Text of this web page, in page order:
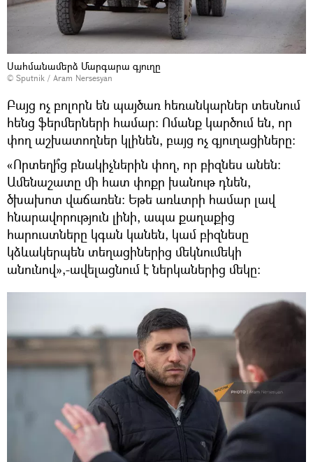
Սահմանամերձ Մարգարա գյուղը
© Sputnik / Aram Nersesyan
Բայց ոչ բոլորն են պայծառ հեռանկարներ տեսնում
հենց ֆերմերների համար: Ոմանք կարծում են, որ
փող աշխատողներ կլինեն, բայց ոչ գյուղացիները։
«Որտեղի՞ց բնակիչներին փող, որ բիզնես անեն։
Ամենաշատը մի հատ փոքր խանութ դնեն,
ծխախոտ վաճառեն։ Եթե առևտրի համար լավ
հնարավորություն լինի, ապա քաղաքից
հարուստները կգան կանեն, կամ բիզնեսը
կձևակերպեն տեղացիներից մեկնումեկի
անունով»,-ավելացնում է ներկաներից մեկը։